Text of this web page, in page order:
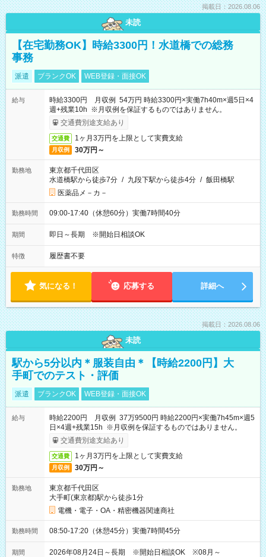
掲載日：2026.08.06
未読
【在宅勤務OK】時給3300円！水道橋での総務
事務
派遣 ブランクOK WEB登録・面接OK
給与
時給3300円 月収例 54万円 時給3300円×実働7h40m×週5日×4
週+残業10h ※月収例を保証するものではありません。
交通費別途支給あり
交通費 1ヶ月3万円を上限として実費支給
月収例 30万円～
勤務地
東京都千代田区
水道橋駅から徒歩7分 / 九段下駅から徒歩4分 / 飯田橋駅
医薬品メ－カ－
勤務時間 09:00-17:40（休憩60分）実働7時間40分
期間 即日～長期 ※開始日相談OK
特徴 履歴書不要
気になる！ 応募する 詳細へ
掲載日：2026.08.06
未読
駅から5分以内＊服装自由＊【時給2200円】大
手町でのテスト・評価
派遣 ブランクOK WEB登録・面接OK
給与
時給2200円 月収例 37万9500円 時給2200円×実働7h45m×週5
日×4週+残業15h ※月収例を保証するものではありません。
交通費別途支給あり
交通費 1ヶ月3万円を上限として実費支給
月収例 30万円～
勤務地
東京都千代田区
大手町(東京都)駅から徒歩1分
電機・電子・OA・精密機器関連商社
勤務時間 08:50-17:20（休憩45分）実働7時間45分
期間 2026年08月24日～長期 ※開始日相談OK ※08月～